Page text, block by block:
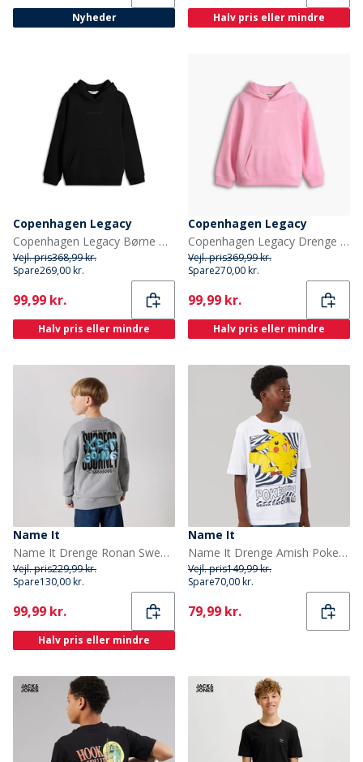
Nyheder Halv pris eller mindre
Copenhagen Legacy
Copenhagen Legacy Børne Hoodie Sort
Vejl. pris368,99 kr.
Spare269,00 kr.
Current
99,99 kr.
Halv pris eller mindre
Copenhagen Legacy
Copenhagen Legacy Drenge hættetrøje Pink
Vejl. pris369,99 kr.
Spare270,00 kr.
Current
99,99 kr.
Halv pris eller mindre
Name It
Name It Drenge Ronan Sweatshirt Grey Melange
Vejl. pris229,99 kr.
Spare130,00 kr.
Current
99,99 kr.
Halv pris eller mindre
Name It
Name It Drenge Amish Pokemon T Shirt Bright White
Vejl. pris149,99 kr.
Spare70,00 kr.
Current
79,99 kr.